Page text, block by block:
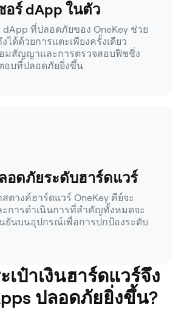
อร์ dApp ในตัว
dApp ที่ปลอดภัยของ OneKey ช่วย
ได้ด้วยการแตะเพียงครั้งเดียว
มสัญญาและการตรวจสอบฟิชชิ่ง
อบที่ปลอดภัยยิ่งขึ้น
อดภัยระดับฮาร์ดแวร์
สตางค์ฮาร์ดแวร์ OneKey คีย์จะ
การดำเนินการที่สำคัญทั้งหมดจะ
ยันบนอุปกรณ์เพื่อการปกป้องระดับ
เป๋าเงินฮาร์ดแวร์จึง
ปลอดภัยยิ่งขึ้น?